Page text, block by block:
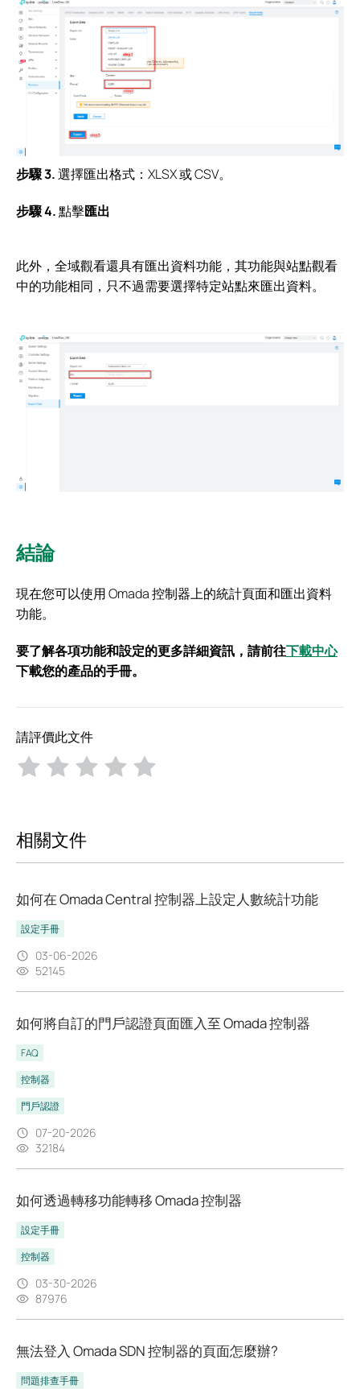
步驟 3.選擇匯出格式：XLSX 或 CSV。
步驟 4.點擊匯出
此外，全域觀看還具有匯出資料功能，其功能與站點觀看
中的功能相同，只不過需要選擇特定站點來匯出資料。
結論
現在您可以使用 Omada 控制器上的統計頁面和匯出資料
功能。
要了解各項功能和設定的更多詳細資訊，請前往下載中心
下載您的產品的手冊。
請評價此文件
相關文件
如何在 Omada Central 控制器上設定人數統計功能
設定手冊
03-06-2026
52145
如何將自訂的門戶認證頁面匯入至 Omada 控制器
FAQ
控制器
門戶認證
07-20-2026
32184
如何透過轉移功能轉移 Omada 控制器
設定手冊
控制器
03-30-2026
87976
無法登入 Omada SDN 控制器的頁面怎麼辦?
問題排查手冊